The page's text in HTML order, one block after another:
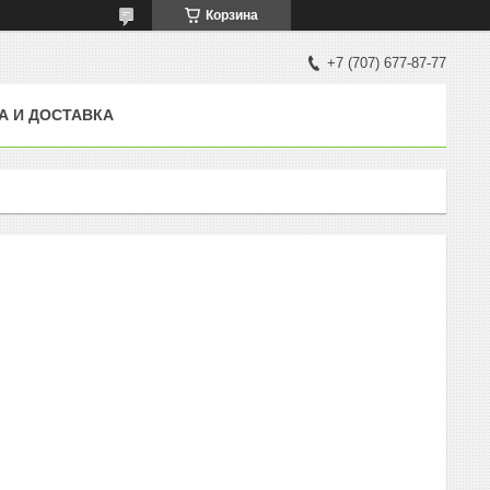
Корзина
+7 (707) 677-87-77
И ДОСТАВКА